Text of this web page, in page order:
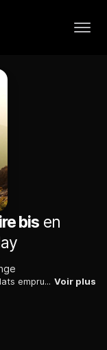
bis en
Après chaque épisode, deux anciens candidats empruntent un itinéraire bis à celui de la course. Le binôme doit effectuer des missions spéciales et avancer sur le parcours. Voir plus